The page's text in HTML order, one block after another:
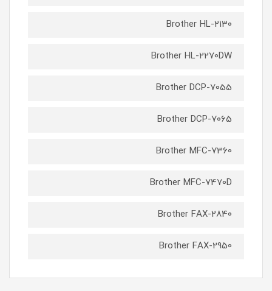
Brother HL-2130
Brother HL-2270DW
Brother DCP-7055
Brother DCP-7065
Brother MFC-7360
Brother MFC-7470D
Brother FAX-2840
Brother FAX-2950